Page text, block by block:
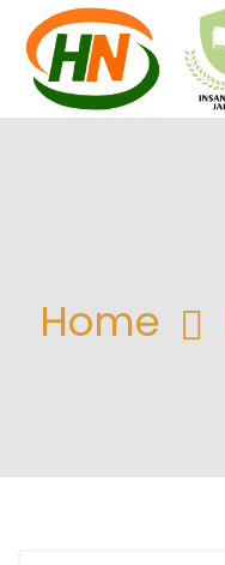
Home